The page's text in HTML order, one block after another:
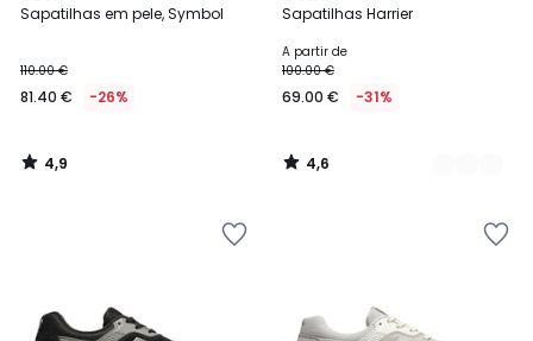
Sapatilhas em pele, Symbol
110.00 €
81.40 € -26%
/ 5
4,9
/
Sapatilhas Harrier
A partir de
100.00 €
69.00 € -31%
/ 5
Cores
4,6
/